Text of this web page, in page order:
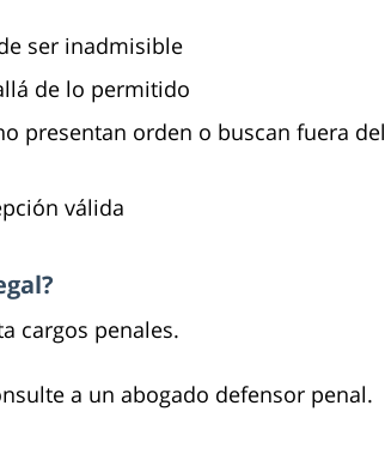
ser inadmisible
de lo permitido
presentan orden o buscan fuera del
válida
cargos penales.
a un abogado defensor penal.